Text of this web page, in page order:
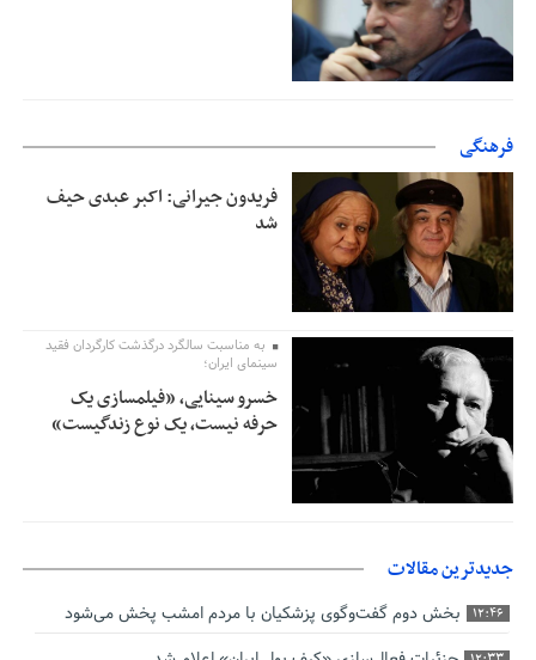
فرهنگی
فریدون جیرانی: اکبر عبدی حیف
شد
به مناسبت سالگرد درگذشت کارگردان فقید
سینمای ایران؛
خسرو سینایی، «فیلمسازی یک
حرفه نیست، یک نوع زندگیست»
جدیدترین مقالات
12:46 بخش دوم گفت‌وگوی پزشکیان با مردم امشب پخش می‌شود